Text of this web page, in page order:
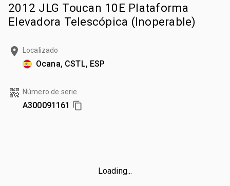
2012 JLG Toucan 10E Plataforma
Elevadora Telescópica (Inoperable)
Localizado
Ocana, CSTL, ESP
Número de serie
A300091161
Loading...